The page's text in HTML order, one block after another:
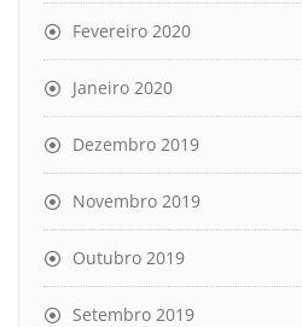
Fevereiro 2020
Janeiro 2020
Dezembro 2019
Novembro 2019
Outubro 2019
Setembro 2019